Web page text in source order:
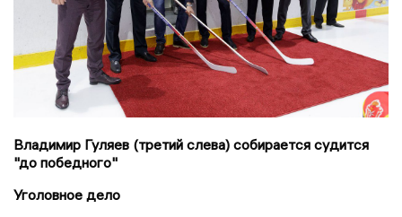
Владимир Гуляев (третий слева) собирается судится
"до победного"
Уголовное дело